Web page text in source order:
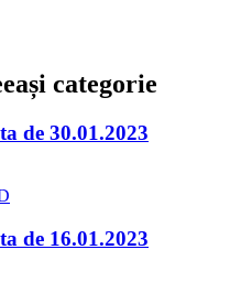
categorie
de 30.01.2023
de 16.01.2023